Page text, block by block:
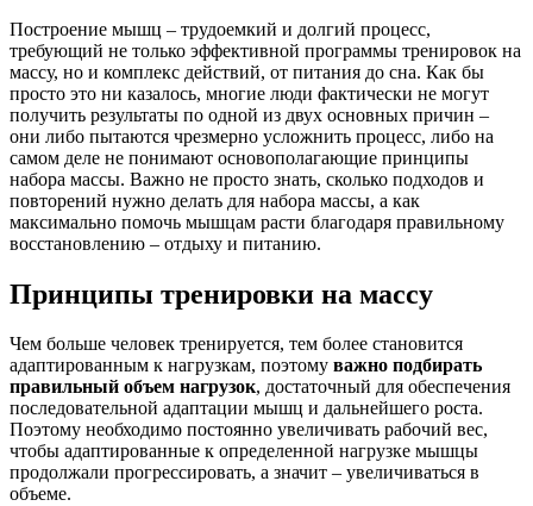
Построение мышц – трудоемкий и долгий процесс,
требующий не только эффективной программы тренировок на
массу, но и комплекс действий, от питания до сна. Как бы
просто это ни казалось, многие люди фактически не могут
получить результаты по одной из двух основных причин –
они либо пытаются чрезмерно усложнить процесс, либо на
самом деле не понимают основополагающие принципы
набора массы. Важно не просто знать, сколько подходов и
повторений нужно делать для набора массы, а как
максимально помочь мышцам расти благодаря правильному
восстановлению – отдыху и питанию.
Принципы тренировки на массу
Чем больше человек тренируется, тем более становится
адаптированным к нагрузкам, поэтому важно подбирать
правильный объем нагрузок, достаточный для обеспечения
последовательной адаптации мышц и дальнейшего роста.
Поэтому необходимо постоянно увеличивать рабочий вес,
чтобы адаптированные к определенной нагрузке мышцы
продолжали прогрессировать, а значит – увеличиваться в
объеме.